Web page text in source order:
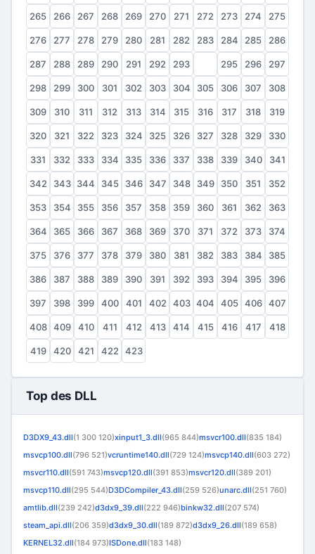
265 266 267 268 269 270 271 272 273 274 275
276 277 278 279 280 281 282 283 284 285 286
287 288 289 290 291 292 293 295 296 297
298 299 300 301 302 303 304 305 306 307 308
309 310 311 312 313 314 315 316 317 318 319
320 321 322 323 324 325 326 327 328 329 330
331 332 333 334 335 336 337 338 339 340 341
342 343 344 345 346 347 348 349 350 351 352
353 354 355 356 357 358 359 360 361 362 363
364 365 366 367 368 369 370 371 372 373 374
375 376 377 378 379 380 381 382 383 384 385
386 387 388 389 390 391 392 393 394 395 396
397 398 399 400 401 402 403 404 405 406 407
408 409 410 411 412 413 414 415 416 417 418
419 420 421 422 423
Top des DLL
D3DX9_43.dll(1 300 120)xinput1_3.dll(965 844)msvcr100.dll(835 184)
msvcp100.dll(796 521)vcruntime140.dll(729 124)msvcp140.dll(603 272)
msvcr110.dll(591 743)msvcp120.dll(391 853)msvcr120.dll(389 201)
msvcp110.dll(295 544)D3DCompiler_43.dll(259 526)unarc.dll(251 760)
amtlib.dll(239 242)d3dx9_39.dll(222 946)binkw32.dll(207 574)
steam_api.dll(206 359)d3dx9_30.dll(189 872)d3dx9_26.dll(189 658)
KERNEL32.dll(184 973)ISDone.dll(183 148)